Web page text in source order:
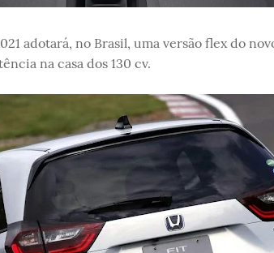
adotará, no Brasil, uma versão flex do
na casa dos 130 cv.